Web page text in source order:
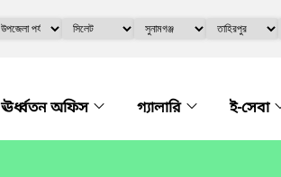
ঊর্ধ্বতন অফিস গ্যালারি ই-সেবা